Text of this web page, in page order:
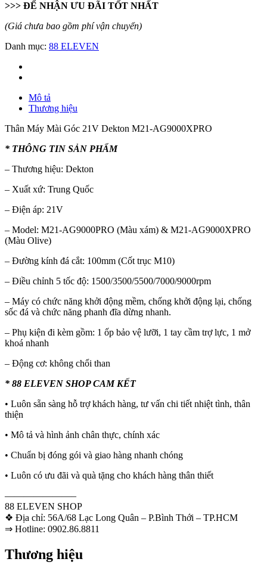
>>> ĐỂ NHẬN ƯU ĐÃI TỐT NHẤT
(Giá chưa bao gồm phí vận chuyển)
Danh mục: 88 ELEVEN
Mô tả
Thương hiệu
Thân Máy Mài Góc 21V Dekton M21-AG9000XPRO
* THÔNG TIN SẢN PHẨM
– Thương hiệu: Dekton
– Xuất xứ: Trung Quốc
– Điện áp: 21V
– Model: M21-AG9000PRO (Màu xám) & M21-AG9000XPRO
(Màu Olive)
– Đường kính đá cắt: 100mm (Cốt trục M10)
– Điều chỉnh 5 tốc độ: 1500/3500/5500/7000/9000rpm
– Máy có chức năng khởi động mềm, chống khởi động lại, chống
sốc đá và chức năng phanh đĩa dừng nhanh.
– Phụ kiện đi kèm gồm: 1 ốp bảo vệ lưỡi, 1 tay cầm trợ lực, 1 mở
khoá nhanh
– Động cơ: không chổi than
* 88 ELEVEN SHOP CAM KẾT
• Luôn sẵn sàng hỗ trợ khách hàng, tư vấn chi tiết nhiệt tình, thân
thiện
• Mô tả và hình ảnh chân thực, chính xác
• Chuẩn bị đóng gói và giao hàng nhanh chóng
• Luôn có ưu đãi và quà tặng cho khách hàng thân thiết
———————–
88 ELEVEN SHOP
❖ Địa chỉ: 56A/68 Lạc Long Quân – P.Bình Thới – TP.HCM
⇒ Hotline: 0902.86.8811
Thương hiệu